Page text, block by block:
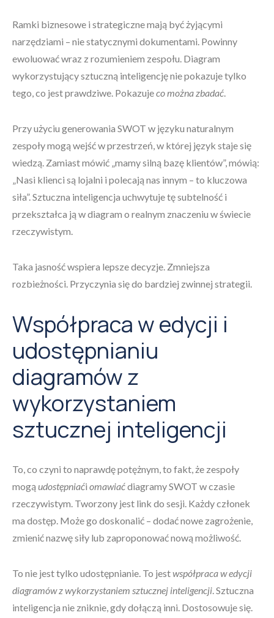
Ramki biznesowe i strategiczne mają być żyjącymi
narzędziami – nie statycznymi dokumentami. Powinny
ewoluować wraz z rozumieniem zespołu. Diagram
wykorzystujący sztuczną inteligencję nie pokazuje tylko
tego, co jest prawdziwe. Pokazujeco można zbadać.
Przy użyciu generowania SWOT w języku naturalnym
zespoły mogą wejść w przestrzeń, w której język staje się
wiedzą. Zamiast mówić „mamy silną bazę klientów”, mówią:
„Nasi klienci są lojalni i polecają nas innym – to kluczowa
siła”. Sztuczna inteligencja uchwytuje tę subtelność i
przekształca ją w diagram o realnym znaczeniu w świecie
rzeczywistym.
Taka jasność wspiera lepsze decyzje. Zmniejsza
rozbieżności. Przyczynia się do bardziej zwinnej strategii.
Współpraca w edycji i
udostępnianiu
diagramów z
wykorzystaniem
sztucznej inteligencji
To, co czyni to naprawdę potężnym, to fakt, że zespoły
mogą udostępniaći omawiaćdiagramy SWOT w czasie
rzeczywistym. Tworzony jest link do sesji. Każdy członek
ma dostęp. Może go doskonalić – dodać nowe zagrożenie,
zmienić nazwę siły lub zaproponować nową możliwość.
To nie jest tylko udostępnianie. To jestwspółpraca w edycji
diagramów z wykorzystaniem sztucznej inteligencji. Sztuczna
inteligencja nie zniknie, gdy dołączą inni. Dostosowuje się.